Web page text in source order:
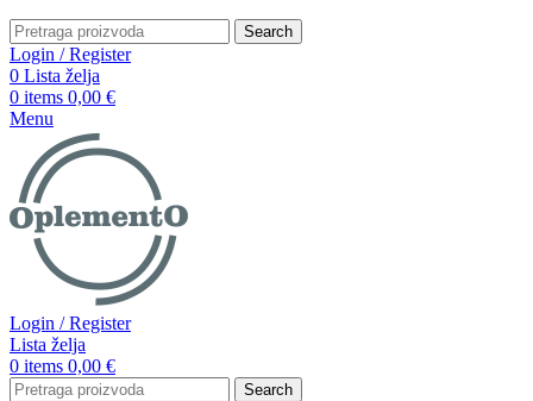
Search
Login / Register
0 Lista želja
0 items 0,00 €
Menu
Login / Register
Lista želja
0 items 0,00 €
Search